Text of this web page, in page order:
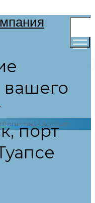
порт
/Account